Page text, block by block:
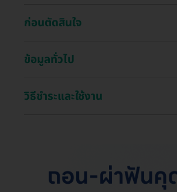
ก่อนตัดสินใจ
ข้อมูลทั่วไป
วิธีชำระและใช้งาน